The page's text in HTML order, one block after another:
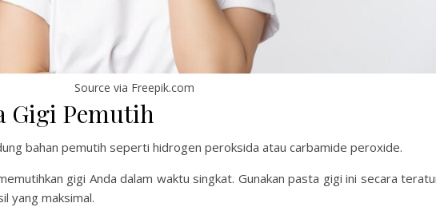
Source via Freepik.com
Gigi Pemutih
bahan pemutih seperti hidrogen peroksida atau carbamide peroxide.
gigi Anda dalam waktu singkat. Gunakan pasta gigi ini secara
yang maksimal.